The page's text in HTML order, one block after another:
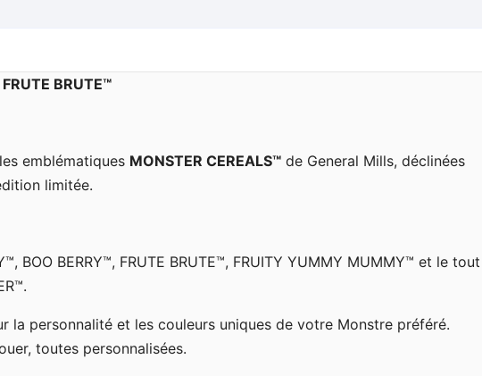
BRUTE™
emblématiques MONSTER CEREALS™ de General Mills, déclinées
limitée.
BOO BERRY™, FRUTE BRUTE™, FRUITY YUMMY MUMMY™ et le tout
la personnalité et les couleurs uniques de votre Monstre préféré.
toutes personnalisées.